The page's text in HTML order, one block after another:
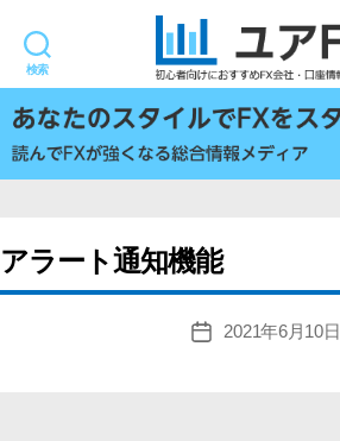
検索
ユ
ア
FX
アラート通知機能
投
2021年6月10日